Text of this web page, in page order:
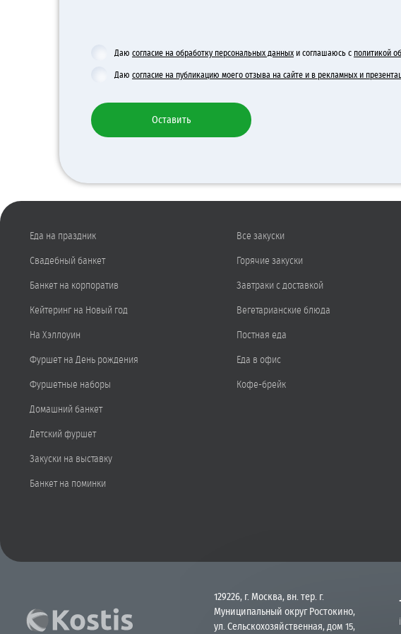
Даю согласие на обработку персональных данных и соглашаюсь с политикой
Даю согласие на публикацию моего отзыва на сайте и в рекламных и
Оставить
Еда на праздник
Свадебный банкет
Банкет на корпоратив
Кейтеринг на Новый год
На Хэллоуин
Фуршет на День рождения
Фуршетные наборы
Домашний банкет
Детский фуршет
Закуски на выставку
Банкет на поминки
Все закуски
Горячие закуски
Завтраки с доставкой
Вегетарианские блюда
Постная еда
Еда в офис
Кофе-брейк
129226, г. Москва, вн. тер. г.
Муниципальный округ Ростокино,
ул. Сельскохозяйственная, дом 15,